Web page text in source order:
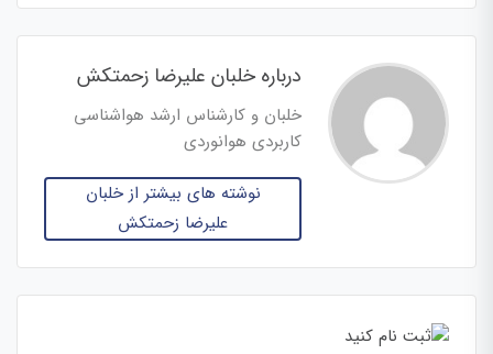
درباره خلبان علیرضا زحمتکش
خلبان و کارشناس ارشد هواشناسی
کاربردی هوانوردی
نوشته های بیشتر از خلبان
علیرضا زحمتکش